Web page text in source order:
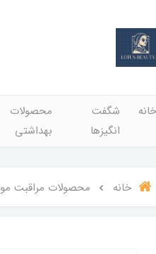
خانه
شگفت
انگيزها
محصولات
بهداشتي
خانه محصولات مراقبت مو